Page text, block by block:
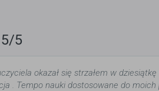
5/5
okazał się strzałem w
. Tempo nauki dostosowane do moich